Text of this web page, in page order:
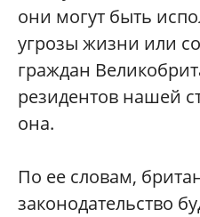
они могут быть
угрозы жизни или
граждан
резидентов нашей
она.
По ее словам,
законодательство